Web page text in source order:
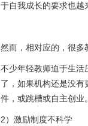
于自我成长的要求也越
然而，相对应的，很多
不少年轻教师迫于生活
了，如果机构还是没
件，或跳槽或自主创业。
2）激励制度不科学